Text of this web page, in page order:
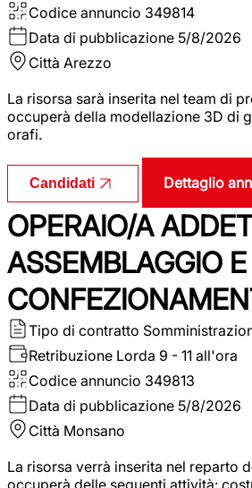
Codice annuncio 349814
Data di pubblicazione 5/8/2026
Città Arezzo
La risorsa sarà inserita nel team di
occuperà della modellazione 3D di
orafi.
Candidati Dettaglio
OPERAIO/A
ASSEMBLAGGIO E
Tipo di contratto
Retribuzione Lorda 9 - 11 all'ora
Codice annuncio 349813
Data di pubblicazione 5/8/2026
Città Monsano
La risorsa verrà inserita nel reparto
occuperà delle seguenti attività: